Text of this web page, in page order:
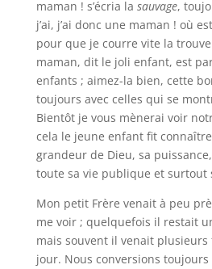
maman ! s’écria la sauvage,
j’ai, j’ai donc une maman ! où
pour que je courre vite la
maman, dit le joli enfant, est
enfants ; aimez-la bien, cette
toujours avec celles qui se
Bientôt je vous mènerai voir
cela le jeune enfant fit
grandeur de Dieu, sa
toute sa vie publique et surtout
Mon petit Frère venait à peu
me voir ; quelquefois il restait
mais souvent il venait plusieurs
jour. Nous conversions